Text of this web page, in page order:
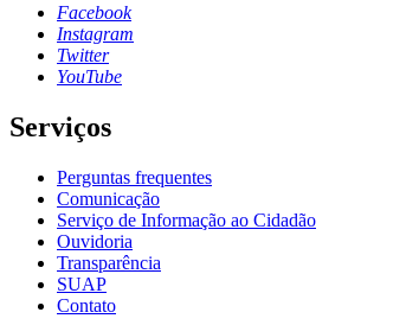
Facebook
Instagram
Twitter
YouTube
Serviços
Perguntas frequentes
Comunicação
Serviço de Informação ao Cidadão
Ouvidoria
Transparência
SUAP
Contato